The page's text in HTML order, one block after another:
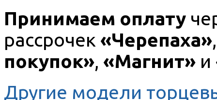
Принимаем оплату
рассрочек «Черепаха»
покупок», «Магнит» и
Другие модели